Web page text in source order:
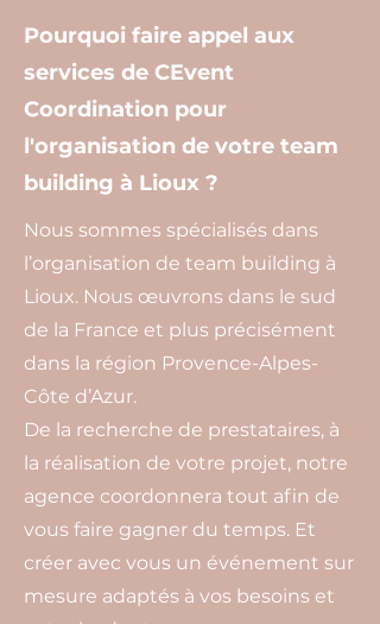
Pourquoi faire appel aux
services de CEvent
Coordination pour
l'organisation de votre team
building à Lioux ?
Nous sommes spécialisés dans
l’organisation de team building à
Lioux. Nous œuvrons dans le sud
de la France et plus précisément
dans la région Provence-Alpes-
Côte d’Azur.
De la recherche de prestataires, à
la réalisation de votre projet, notre
agence coordonnera tout afin de
vous faire gagner du temps. Et
créer avec vous un événement sur
mesure adaptés à vos besoins et